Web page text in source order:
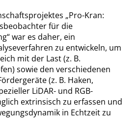
„Pro-Kran:
für die
war es daher, ein
zu entwickeln, um
mit der Last (z. B.
sowie den verschiedenen
(z. B. Haken,
LiDAR- und RGB-
extrinsisch zu erfassen und
in Echtzeit zu